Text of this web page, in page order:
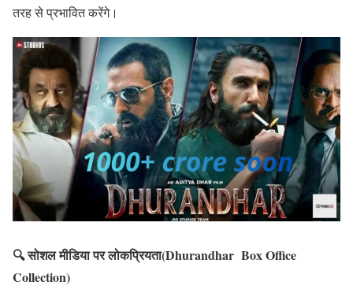
तरह से प्रभावित करेंगे।
🔍 सोशल मीडिया पर लोकप्रियता(Dhurandhar Box Office
Collection)